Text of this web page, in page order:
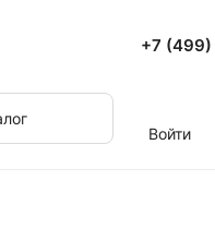
+7
Войти